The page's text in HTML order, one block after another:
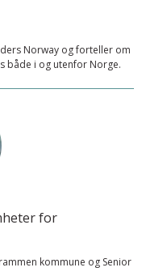
Norway og forteller om
både i og utenfor Norge.
for
kommune og Senior